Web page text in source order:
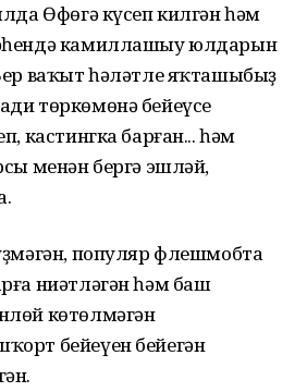
Өфөгә күсеп килгән һәм
камиллашыу юлдарын
ваҡыт һәләтле яҡташыбыҙ
төркөмөнә бейеүсе
кастингка барған... һәм
менән бергә эшләй,
популяр флешмобта
ниәтләгән һәм баш
көтөлмәгән
бейеүен бейегән